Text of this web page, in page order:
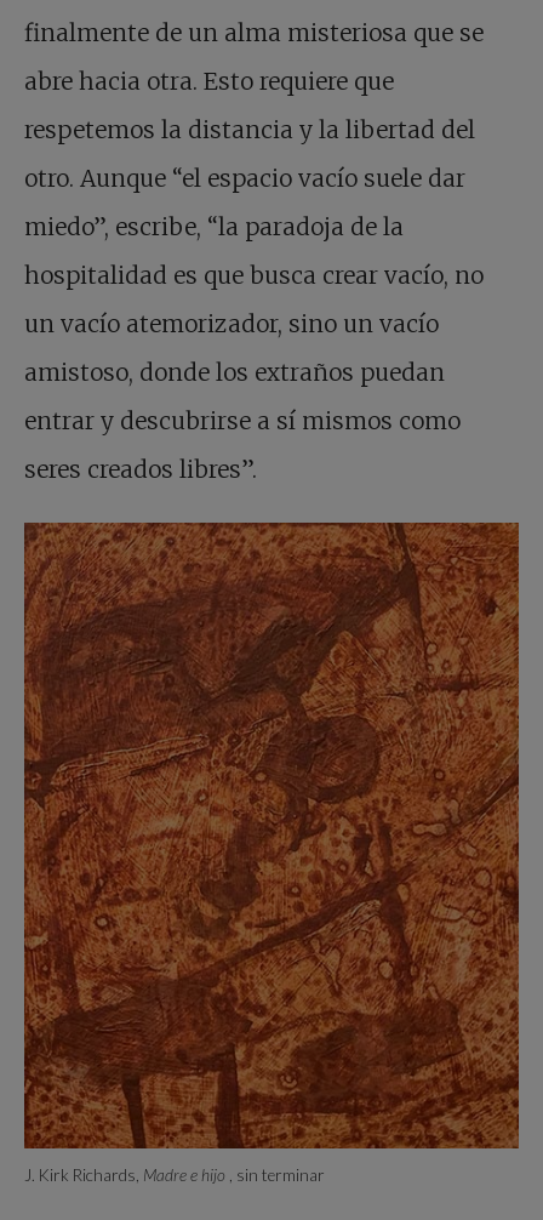
finalmente de un alma misteriosa que se
abre hacia otra. Esto requiere que
respetemos la distancia y la libertad del
otro. Aunque “el espacio vacío suele dar
miedo”, escribe, “la paradoja de la
hospitalidad es que busca crear vacío, no
un vacío atemorizador, sino un vacío
amistoso, donde los extraños puedan
entrar y descubrirse a sí mismos como
seres creados libres”.
J. Kirk Richards, Madre e hijo , sin terminar